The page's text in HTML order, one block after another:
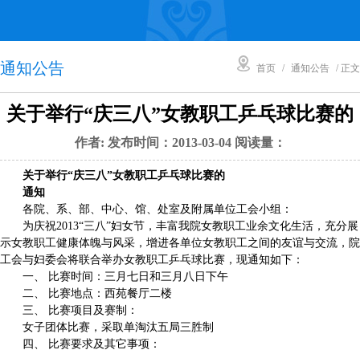
通知公告 首页 / 通知公告 / 正文
关于举行“庆三八”女教职工乒乓球比赛的
作者: 发布时间：2013-03-04 阅读量：
关于举行“庆三八”女教职工乒乓球比赛的
通知
各院、系、部、中心、馆、处室及附属单位工会小组：
为庆祝2013“三八”妇女节，丰富我院女教职工业余文化生活，充分展
示女教职工健康体魄与风采，增进各单位女教职工之间的友谊与交流，院
工会与妇委会将联合举办女教职工乒乓球比赛，现通知如下：
一、 比赛时间：三月七日和三月八日下午
二、 比赛地点：西苑餐厅二楼
三、 比赛项目及赛制：
女子团体比赛，采取单淘汰五局三胜制
四、 比赛要求及其它事项：